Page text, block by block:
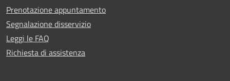
Prenotazione appuntamento
Segnalazione disservizio
Leggi le FAQ
Richiesta di assistenza